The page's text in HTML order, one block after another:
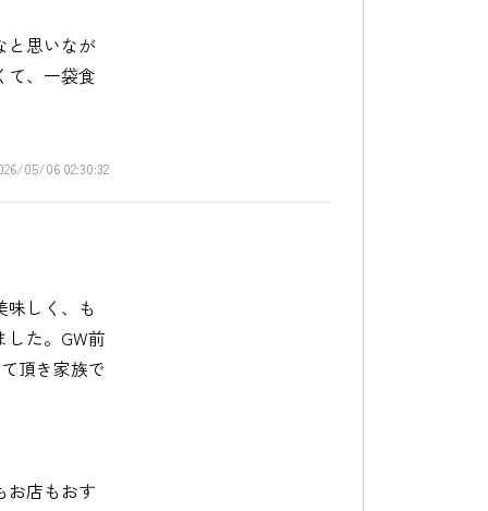
と思いなが
て、一袋食
05/06 02:30:32
味しく、も
た。GW前
頂き家族で
お店もおす